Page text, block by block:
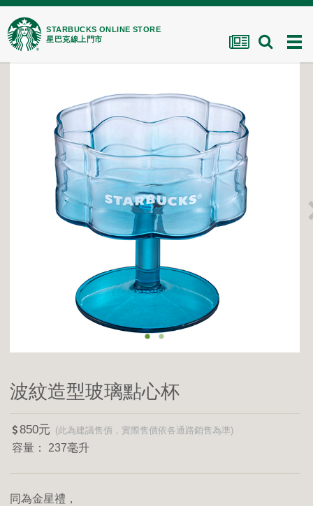
STARBUCKS ONLINE STORE
星巴克線上門市
波紋造型玻璃點心杯
850
237毫升
同為金星禮，